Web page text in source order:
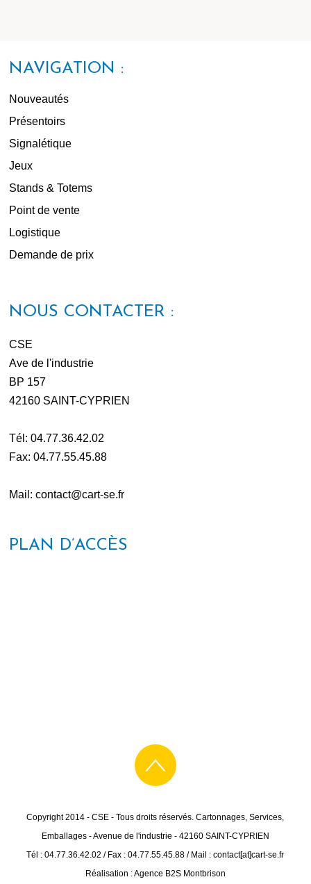
NAVIGATION :
Nouveautés
Présentoirs
Signalétique
Jeux
Stands & Totems
Point de vente
Logistique
Demande de prix
NOUS CONTACTER :
CSE
Ave de l'industrie
BP 157
42160 SAINT-CYPRIEN
Tél: 04.77.36.42.02
Fax: 04.77.55.45.88
Mail: contact@cart-se.fr
PLAN D’ACCÈS
Copyright 2014 - CSE - Tous droits réservés. Cartonnages, Services,
Emballages - Avenue de l'industrie - 42160 SAINT-CYPRIEN
Tél : 04.77.36.42.02 / Fax : 04.77.55.45.88 / Mail : contact[at]cart-se.fr
Réalisation : Agence B2S Montbrison